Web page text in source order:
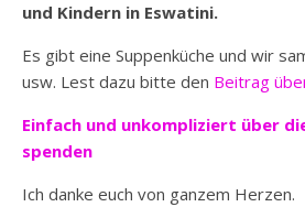
und Kindern in Eswatini.
Es gibt eine Suppenküche und wir
usw. Lest dazu bitte den Beitrag
Einfach und unkompliziert über
spenden
Ich danke euch von ganzem Herzen.